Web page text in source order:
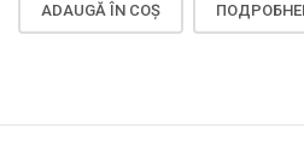
ADAUGĂ ÎN COȘ